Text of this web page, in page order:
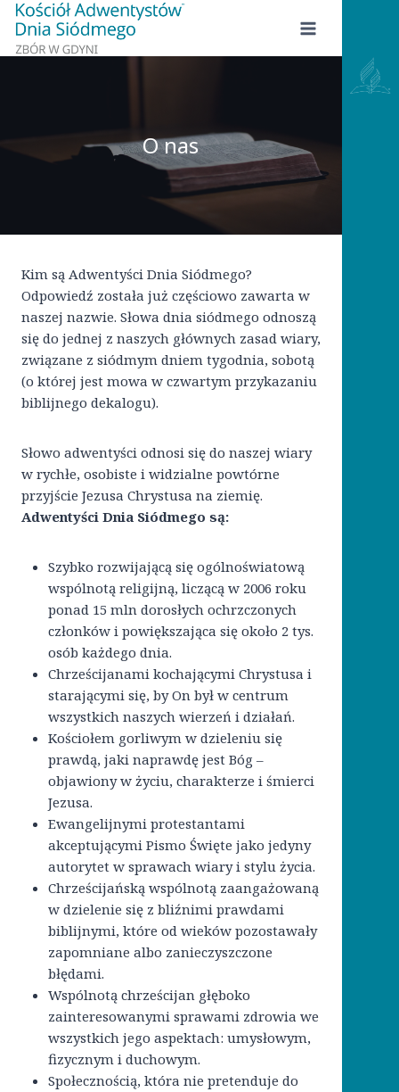
Przejdź
treści
O nas
Kim są Adwentyści Dnia Siódmego?
Odpowiedź została już częściowo zawarta w
naszej nazwie. Słowa dnia siódmego odnoszą
się do jednej z naszych głównych zasad wiary,
związane z siódmym dniem tygodnia, sobotą
(o której jest mowa w czwartym przykazaniu
biblijnego dekalogu).
Słowo adwentyści odnosi się do naszej wiary
w rychłe, osobiste i widzialne powtórne
przyjście Jezusa Chrystusa na ziemię.
Adwentyści Dnia Siódmego są:
Szybko rozwijającą się ogólnoświatową
wspólnotą religijną, liczącą w 2006 roku
ponad 15 mln dorosłych ochrzczonych
członków i powiększająca się około 2 tys.
osób każdego dnia.
Chrześcijanami kochającymi Chrystusa i
starającymi się, by On był w centrum
wszystkich naszych wierzeń i działań.
Kościołem gorliwym w dzieleniu się
prawdą, jaki naprawdę jest Bóg –
objawiony w życiu, charakterze i śmierci
Jezusa.
Ewangelijnymi protestantami
akceptującymi Pismo Święte jako jedyny
autorytet w sprawach wiary i stylu życia.
Chrześcijańską wspólnotą zaangażowaną
w dzielenie się z bliźnimi prawdami
biblijnymi, które od wieków pozostawały
zapomniane albo zanieczyszczone
błędami.
Wspólnotą chrześcijan głęboko
zainteresowanymi sprawami zdrowia we
wszystkich jego aspektach: umysłowym,
fizycznym i duchowym.
Społecznością, która nie pretenduje do